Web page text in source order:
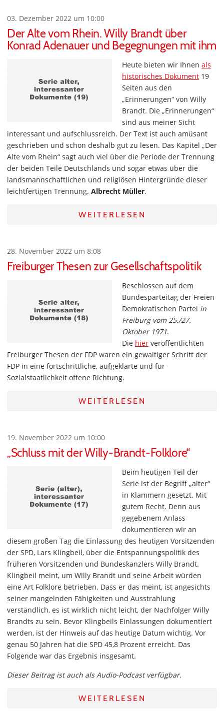
03. Dezember 2022 um 10:00
Der Alte vom Rhein. Willy Brandt über
Konrad Adenauer und Begegnungen mit ihm
Heute bieten wir Ihnen als
historisches Dokument 19
Seiten aus den
„Erinnerungen“ von Willy
Brandt. Die „Erinnerungen“
sind aus meiner Sicht
interessant und aufschlussreich. Der Text ist auch amüsant
geschrieben und schon deshalb gut zu lesen. Das Kapitel „Der
Alte vom Rhein“ sagt auch viel über die Periode der Trennung
der beiden Teile Deutschlands und sogar etwas über die
landsmannschaftlichen und religiösen Hintergründe dieser
leichtfertigen Trennung. Albrecht Müller.
WEITERLESEN
28. November 2022 um 8:08
Freiburger Thesen zur Gesellschaftspolitik
Beschlossen auf dem
Bundesparteitag der Freien
Demokratischen Partei in
Freiburg vom 25./27.
Oktober 1971.
Die hier veröffentlichten
Freiburger Thesen der FDP waren ein gewaltiger Schritt der
FDP in eine fortschrittliche, aufgeklärte und für
Sozialstaatlichkeit offene Richtung.
WEITERLESEN
19. November 2022 um 10:00
„Schluss mit der Willy-Brandt-Folklore“
Beim heutigen Teil der
Serie ist der Begriff „alter“
in Klammern gesetzt. Mit
gutem Recht. Denn aus
gegebenem Anlass
dokumentieren wir an
diesem großen Tag die Einlassung des heutigen Vorsitzenden
der SPD, Lars Klingbeil, über die Entspannungspolitik des
früheren Vorsitzenden und Bundeskanzlers Willy Brandt.
Klingbeil meint, um Willy Brandt und seine Arbeit würden
eine Art Folklore betrieben. Dass er das meint, ist angesichts
seiner mangelnden Fähigkeiten und Ausstrahlung
verständlich, es ist wirklich nicht leicht, der Nachfolger Willy
Brandts zu sein. Bevor Klingbeils Einlassungen dokumentiert
werden, ist der Hinweis auf das heutige Datum wichtig. Vor
genau 50 Jahren hat die SPD 45,8 Prozent erreicht. Das
Folgende war das Ergebnis insgesamt.
Dieser Beitrag ist auch als Audio-Podcast verfügbar.
WEITERLESEN